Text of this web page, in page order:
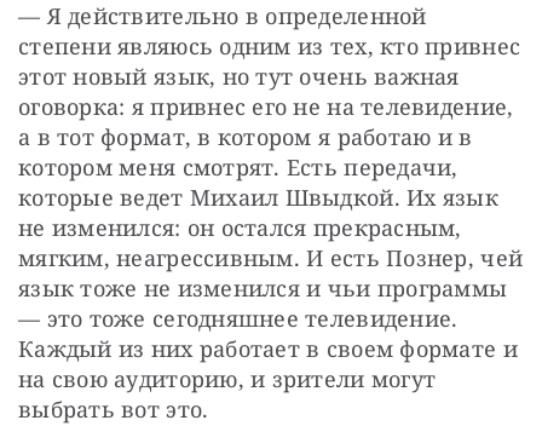
— Я действительно в определенной
степени являюсь одним из тех, кто привнес
этот новый язык, но тут очень важная
оговорка: я привнес его не на телевидение,
а в тот формат, в котором я работаю и в
котором меня смотрят. Есть передачи,
которые ведет Михаил Швыдкой. Их язык
не изменился: он остался прекрасным,
мягким, неагрессивным. И есть Познер, чей
язык тоже не изменился и чьи программы
— это тоже сегодняшнее телевидение.
Каждый из них работает в своем формате и
на свою аудиторию, и зрители могут
выбрать вот это.